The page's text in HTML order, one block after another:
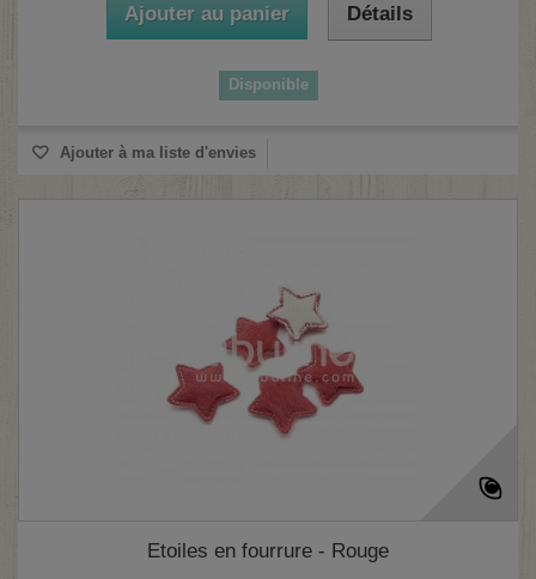
Ajouter au panier Détails
Disponible
Ajouter à ma liste d'envies
Etoiles en fourrure - Rouge